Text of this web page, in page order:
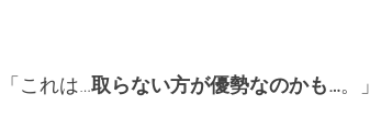
「これは…取らない方が優勢なのかも…。」